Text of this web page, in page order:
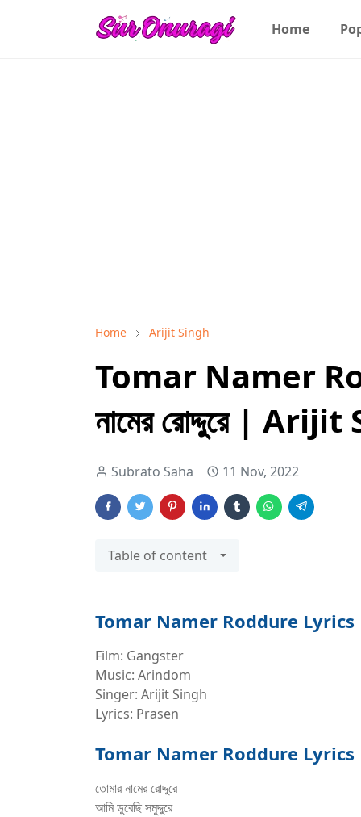
Home
Home Arijit Singh
Tomar Namer
নামের রোদ্দুরে |
Subrato Saha 11 Nov, 2022
Table of content
Tomar Namer Roddure Lyrics |
Film: Gangster
Music: Arindom
Singer: Arijit Singh
Lyrics: Prasen
Tomar Namer Roddure Lyrics |
তোমার নামের রোদ্দুরে
আমি ডুবেছি সমুদ্দুরে